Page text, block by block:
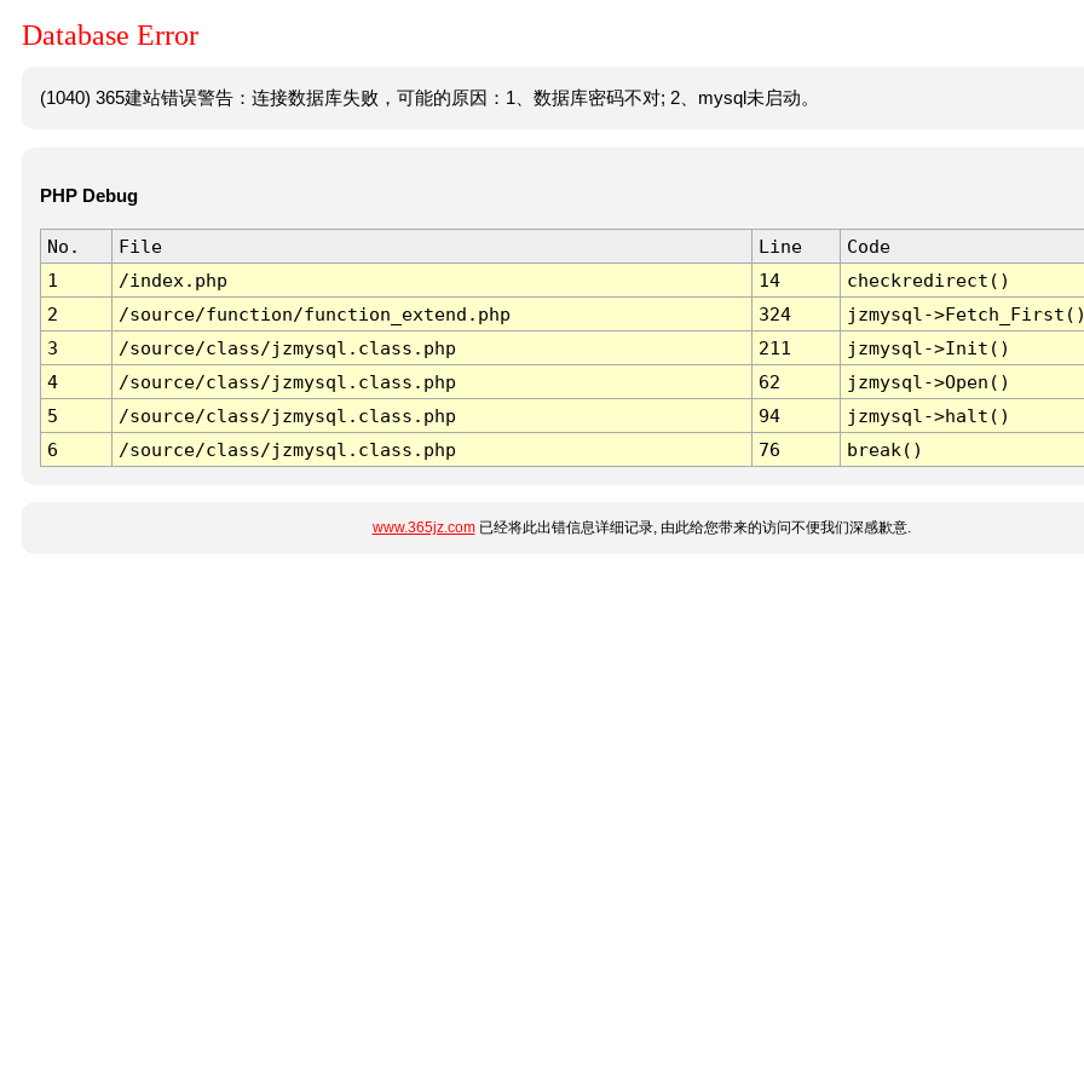
Database Error
(1040) 365建站错误警告：连接数据库失败，可能的原因：1、数据库密码不对; 2、mysql未启动。
PHP Debug
No. File Line
Code
1
/index.php 14
checkredirect()
2
/source/function/function_extend.php 324
jzmysql-
3
/source/class/jzmysql.class.php 211
jzmysql->Init()
4
/source/class/jzmysql.class.php 62
jzmysql->Open()
5
/source/class/jzmysql.class.php 94
jzmysql->halt()
6
/source/class/jzmysql.class.php 76 break()
www.365jz.com已经将此出错信息详细记录, 由此给您带来的访问不便我们深感歉意.